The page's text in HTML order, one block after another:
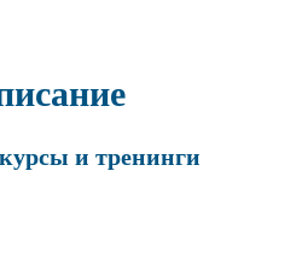
и тренинги